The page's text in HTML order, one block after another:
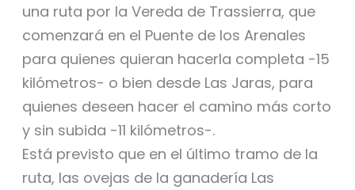
una ruta por la Vereda de Trassierra, que
comenzará en el Puente de los Arenales
para quienes quieran hacerla completa -15
kilómetros- o bien desde Las Jaras, para
quienes deseen hacer el camino más corto
y sin subida -11 kilómetros-.
Está previsto que en el último tramo de la
ruta, las ovejas de la ganadería Las